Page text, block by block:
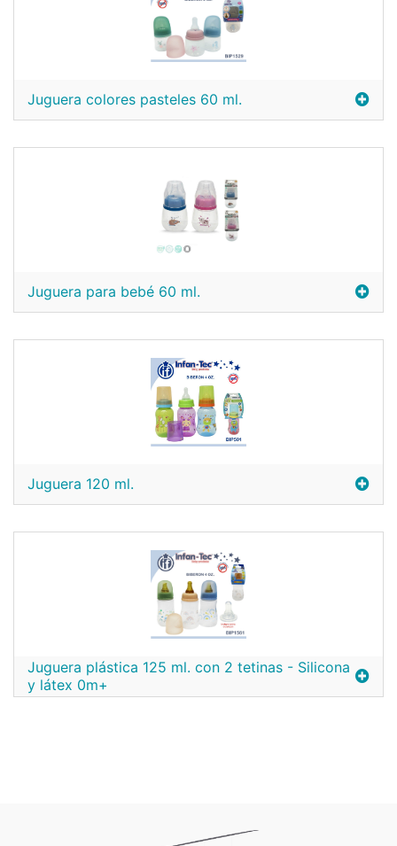
Juguera colores pasteles 60 ml.
Juguera para bebé 60 ml.
Juguera 120 ml.
Juguera plástica 125 ml. con 2 tetinas - Silicona
y látex 0m+